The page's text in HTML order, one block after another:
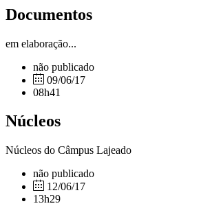
Documentos
em elaboração...
não publicado
09/06/17
08h41
Núcleos
Núcleos do Câmpus Lajeado
não publicado
12/06/17
13h29